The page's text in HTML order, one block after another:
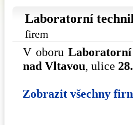
Laboratorní
firem
V oboru
nad Vltavou, ulice
Zobrazit všechny